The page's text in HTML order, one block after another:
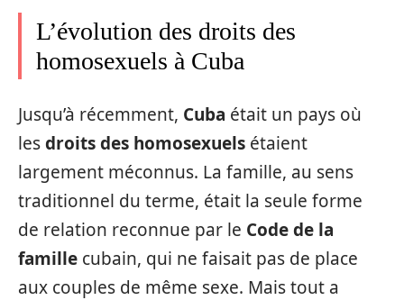
L’évolution des droits des
homosexuels à Cuba
Jusqu’à récemment, Cuba était un pays où
lesdroits des homosexuels étaient
largement méconnus. La famille, au sens
traditionnel du terme, était la seule forme
de relation reconnue par le Code de la
famille cubain, qui ne faisait pas de place
aux couples de même sexe. Mais tout a